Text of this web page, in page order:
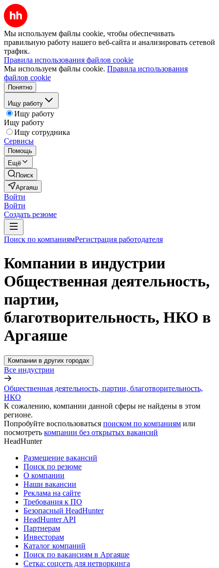
Мы используем файлы cookie, чтобы обеспечивать
правильную работу нашего веб-сайта и анализировать сетевой
трафик.
Правила использования файлов cookie
Мы используем файлы cookie. Правила использования
файлов cookie
Понятно
Ищу работу
Ищу работу
Ищу работу
Ищу сотрудника
Сервисы
Помощь
Ещё
Поиск
Аргаяш
Войти
Войти
Создать резюме
Поиск по компаниямРегистрация работодателя
Компании в индустрии
Общественная деятельность,
партии,
благотворительность, НКО в
Аргаяше
Компании в других городах
Все индустрии
Общественная деятельность, партии, благотворительность,
НКО
К сожалению, компании данной сферы не найдены в этом
регионе.
Попробуйте воспользоваться поиском по компаниям или
посмотреть компании без открытых вакансий
HeadHunter
Размещение вакансий
Поиск по резюме
О компании
Наши вакансии
Реклама на сайте
Требования к ПО
Безопасный HeadHunter
HeadHunter API
Партнерам
Инвесторам
Каталог компаний
Поиск по вакансиям в Аргаяше
Сетка: соцсеть для нетворкинга